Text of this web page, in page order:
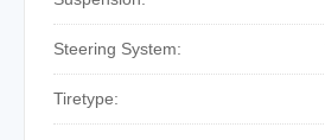
Steering System:
Tiretype: